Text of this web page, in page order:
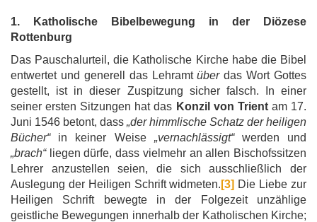
1. Katholische Bibelbewegung in der Diözese
Rottenburg
Das Pauschalurteil, die Katholische Kirche habe die Bibel
entwertet und generell das Lehramtüberdas Wort Gottes
gestellt, ist in dieser Zuspitzung sicher falsch. In einer
seiner ersten Sitzungen hat das Konzil von Trientam 17.
Juni 1546 betont, dass „der himmlische Schatz der heiligen
Bücher“in keiner Weise „vernachlässigt“werden und
„brach“liegen dürfe, dass vielmehr an allen Bischofssitzen
Lehrer anzustellen seien, die sich ausschließlich der
Auslegung der Heiligen Schrift widmeten. [3] Die Liebe zur
Heiligen Schrift bewegte in der Folgezeit unzählige
geistliche Bewegungen innerhalb der Katholischen Kirche;